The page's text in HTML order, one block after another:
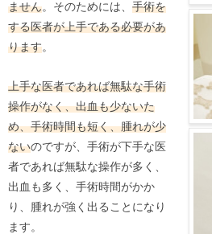
ません。そのためには、 手術を
する医者が上手である必要があ
ります。
上手な医者であれば無駄な手術
操作がなく、出血も少ないた
め、手術時間も短く、腫れが少
ないのですが、手術が下手な医
者であれば無駄な操作が多く、
出血も多く、手術時間がかか
り、腫れが強く出ることになり
ます。